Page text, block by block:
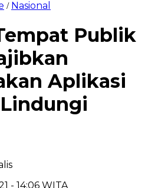
/ Nasional
Publik
Aplikasi
- 14:06 WITA